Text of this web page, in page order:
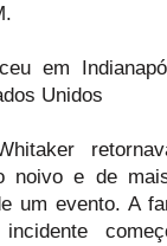
em
Unidos
noivo e de
um evento. A